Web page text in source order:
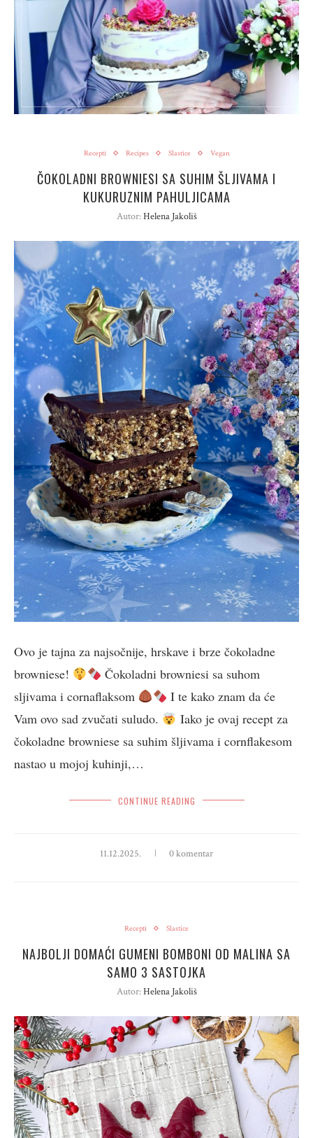
Recepti Recipes Slastice Vegan
ČOKOLADNI BROWNIESI SA SUHIM ŠLJIVAMA I
KUKURUZNIM PAHULJICAMA
Autor:Helena Jakoliš
Ovo je tajna za najsočnije, hrskave i brze čokoladne
browniese!
Čokoladni browniesi sa suhom
sljivama i cornaflaksom
I te kako znam da će
Vam ovo sad zvučati suludo.
Iako je ovaj recept za
čokoladne browniese sa suhim šljivama i cornflakesom
nastao u mojoj kuhinji,…
CONTINUE READING
11.12.2025. 0 komentar
Recepti Slastice
NAJBOLJI DOMAĆI GUMENI BOMBONI OD MALINA SA
SAMO 3 SASTOJKA
Autor:Helena Jakoliš